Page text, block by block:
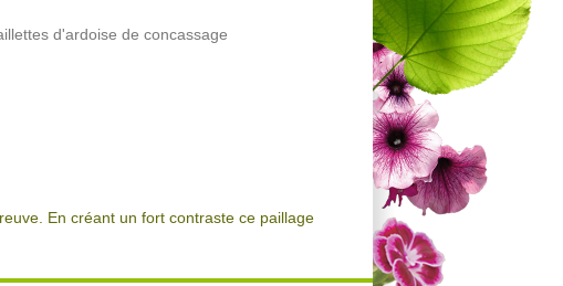
d'ardoise de concassage
En créant un fort contraste ce paillage